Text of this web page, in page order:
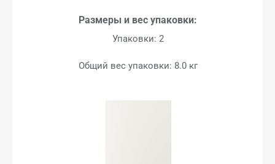
Размеры и вес упаковки:
Упаковки: 2
Общий вес упаковки: 8.0 кг